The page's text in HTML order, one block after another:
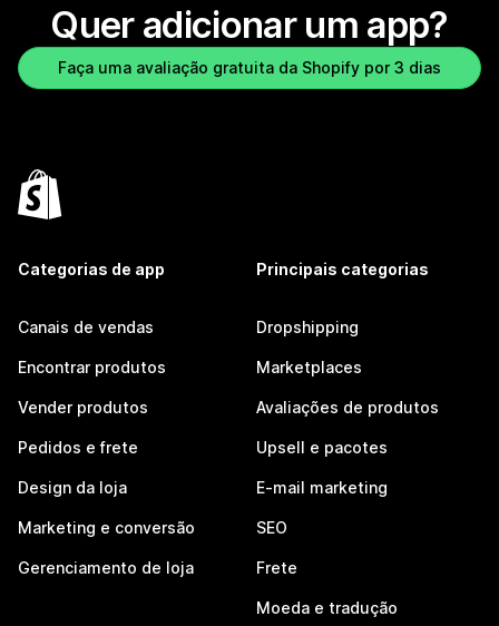
Quer adicionar um app?
Faça uma avaliação gratuita da Shopify por 3 dias
Categorias de app
Canais de vendas
Encontrar produtos
Vender produtos
Pedidos e frete
Design da loja
Marketing e conversão
Gerenciamento de loja
Principais categorias
Dropshipping
Marketplaces
Avaliações de produtos
Upsell e pacotes
E-mail marketing
SEO
Frete
Moeda e tradução